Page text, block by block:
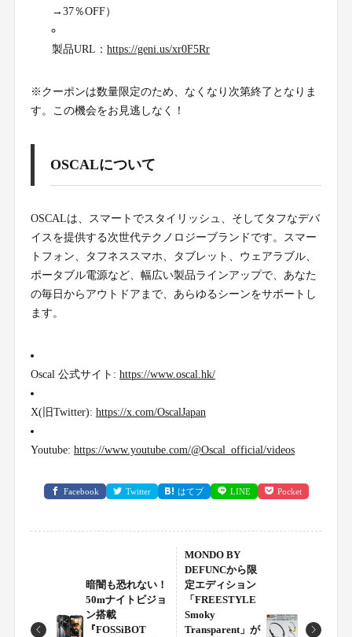
→37％OFF）
製品URL： https://geni.us/xr0F5Rr
※クーポンは数量限定のため、なくなり次第終了となりま
す。この機会をお見逃しなく！
OSCALについて
OSCALは、スマートでスタイリッシュ、そしてタフなデバ
イスを提供する次世代テクノロジーブランドです。スマー
トフォン、タフネススマホ、タブレット、ウェアラブル、
ポータブル電源など、幅広い製品ラインアップで、あなた
の毎日からアウトドアまで、あらゆるシーンをサポートし
ます。
Oscal 公式サイト: https://www.oscal.hk/
X(旧Twitter): https://x.com/OscalJapan
Youtube: https://www.youtube.com/@Oscal_official/videos
Facebook Twitter はてブ LINE Pocket
暗闇も恐れない！
50mナイトビジョ
ン搭載
『FOSSiBOT
MONDO BY
DEFUNCから限
定エディション
「FREESTYLE
Smoky
Transparent」が